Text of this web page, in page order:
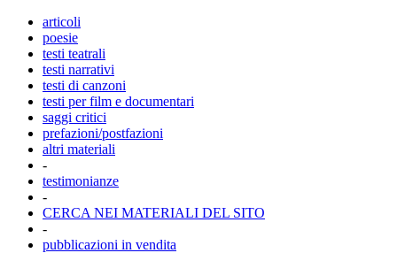
articoli
poesie
testi teatrali
testi narrativi
testi di canzoni
testi per film e documentari
saggi critici
prefazioni/postfazioni
altri materiali
-
testimonianze
-
CERCA NEI MATERIALI DEL SITO
-
pubblicazioni in vendita